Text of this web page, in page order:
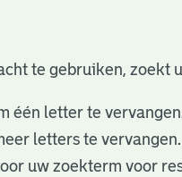
te gebruiken, zoekt
één letter te
letters te vervangen.
uw zoekterm voor